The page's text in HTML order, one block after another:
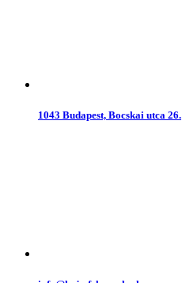
1043 Budapest, Bocskai utca 26.